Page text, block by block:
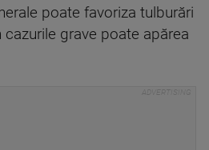
poate favoriza tulburări
grave poate apărea